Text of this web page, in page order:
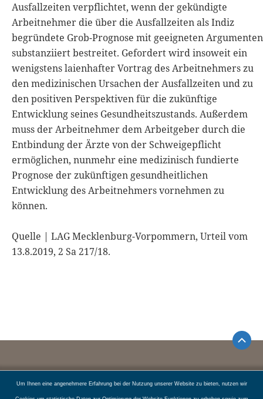
Ausfallzeiten verpflichtet, wenn der gekündigte
Arbeitnehmer die über die Ausfallzeiten als Indiz
begründete Grob-Prognose mit geeigneten Argumenten
substanziiert bestreitet. Gefordert wird insoweit ein
wenigstens laienhafter Vortrag des Arbeitnehmers zu
den medizinischen Ursachen der Ausfallzeiten und zu
den positiven Perspektiven für die zukünftige
Entwicklung seines Gesundheitszustands. Außerdem
muss der Arbeitnehmer dem Arbeitgeber durch die
Entbindung der Ärzte von der Schweigepflicht
ermöglichen, nunmehr eine medizinisch fundierte
Prognose der zukünftigen gesundheitlichen
Entwicklung des Arbeitnehmers vornehmen zu
können.
Quelle | LAG Mecklenburg-Vorpommern, Urteil vom
13.8.2019, 2 Sa 217/18.
ROTONDI RECHTSANWÄLTE
Telegrafenstraße 37/39
Um Ihnen eine angenehmere Erfahrung bei der Nutzung unserer Website zu bieten, nutzen wir